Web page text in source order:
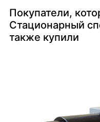
Покупатели,
Стационарный
также купили